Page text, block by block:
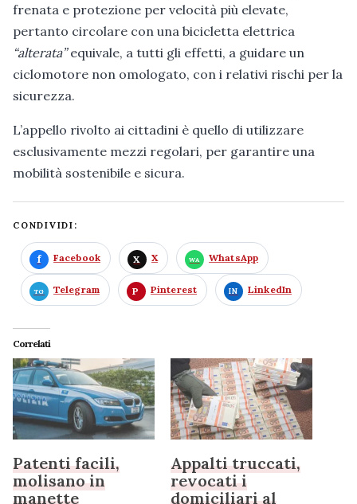
frenata e protezione per velocità più elevate,
pertanto circolare con una bicicletta elettrica
“alterata”equivale, a tutti gli effetti, a guidare un
ciclomotore non omologato, con i relativi rischi per la
sicurezza.
L’appello rivolto ai cittadini è quello di utilizzare
esclusivamente mezzi regolari, per garantire una
mobilità sostenibile e sicura.
CONDIVIDI:
Facebook X WhatsApp
Telegram Pinterest LinkedIn
Correlati
Patenti facili,
molisano in
manette
Appalti truccati,
revocati i
domiciliari al